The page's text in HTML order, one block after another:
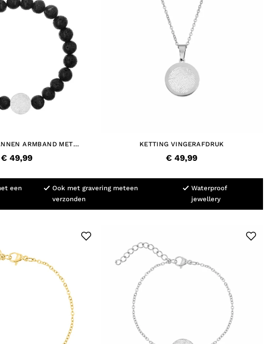
ARMBAND MET
€ 49,99
KETTING VINGERAFDRUK
€ 49,99
een
Ook met gravering meteen
verzonden
Waterproof
jewellery